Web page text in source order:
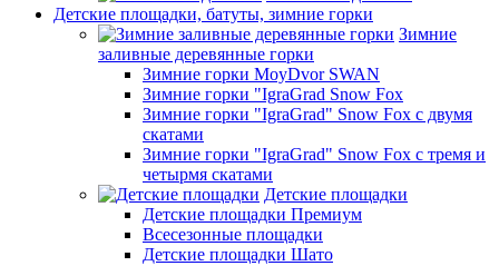
Детские площадки, батуты, зимние горки
Зимние
заливные деревянные горки
Зимние горки MoyDvor SWAN
Зимние горки "IgraGrad Snow Fox
Зимние горки "IgraGrad" Snow Fox с двумя
скатами
Зимние горки "IgraGrad" Snow Fox с тремя и
четырмя скатами
Детские площадки
Детские площадки Премиум
Всесезонные площадки
Детские площадки Шато